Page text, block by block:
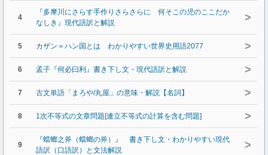
4
『多摩川にさらす手作りさらさらに 何そこの児のここだか
なしき』現代語訳と解説
>
5 カザン＝ハン国とは わかりやすい世界史用語2077 >
6 孟子『何必曰利』書き下し文・現代語訳と解説 >
7 古文単語「まろや/丸屋」の意味・解説【名詞】 >
8 1次不等式の文章問題[連立不等式の計算を含む問題] >
9
『蟷螂之斧（蟷螂の斧）』 書き下し文・わかりやすい現代
語訳（口語訳）と文法解説
>